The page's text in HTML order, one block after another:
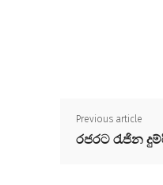
Previous article
රජරට රැජින